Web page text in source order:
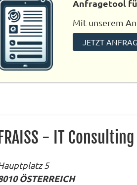
Anfragetool
Mit unserem
JETZT
FRAISS - IT
5
ÖSTERREICH